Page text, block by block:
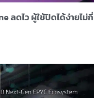
ลดไว ผู้ใช้ปิดได้ง่ายไม่กี่